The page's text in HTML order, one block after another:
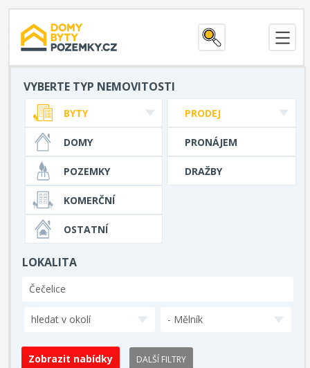
VYBERTE TYP NEMOVITOSTI
PRODEJ
PRONÁJEM
DRAŽBY
BYTY
DOMY
POZEMKY
KOMERČNÍ
OSTATNÍ
LOKALITA
hledat v okolí - Mělník
DALŠÍ FILTRY